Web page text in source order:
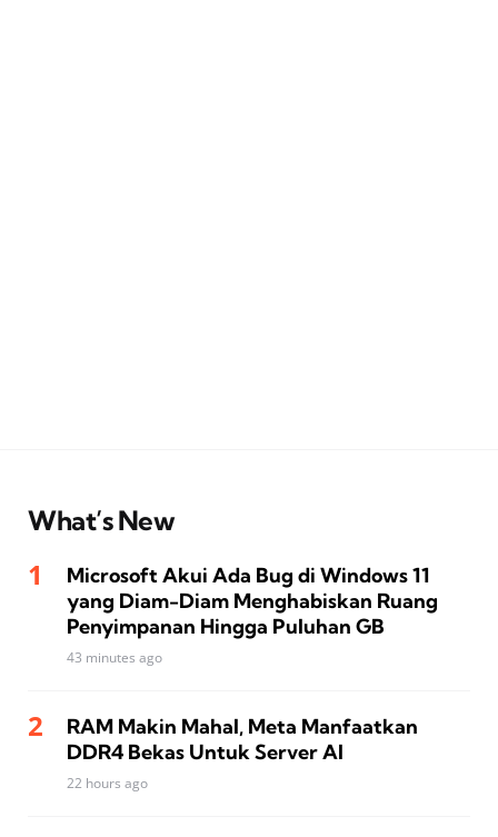
What’s New
Microsoft Akui Ada Bug di Windows 11
yang Diam-Diam Menghabiskan Ruang
Penyimpanan Hingga Puluhan GB
43 minutes ago
RAM Makin Mahal, Meta Manfaatkan
DDR4 Bekas Untuk Server AI
22 hours ago